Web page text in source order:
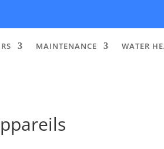
MAINTENANCE WATER